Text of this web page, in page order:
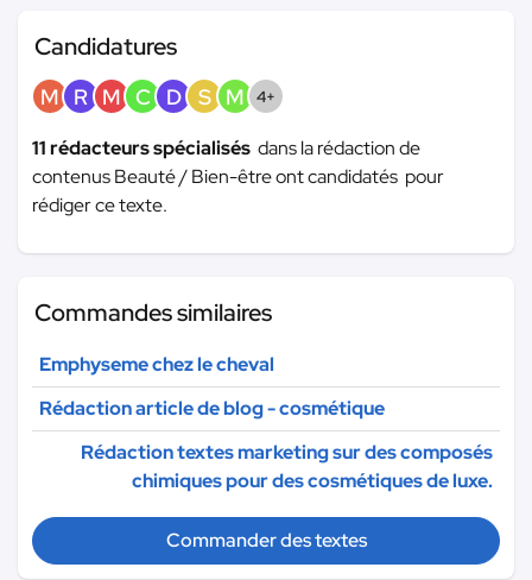
Candidatures
M R M C D S M 4+
11 rédacteurs spécialisés dans la rédaction de
contenus Beauté / Bien-être ont candidatés pour
rédiger ce texte.
Commandes similaires
Emphyseme chez le cheval
Rédaction article de blog - cosmétique
Rédaction textes marketing sur des composés
chimiques pour des cosmétiques de luxe.
Commander des textes